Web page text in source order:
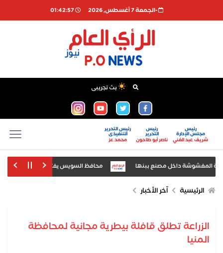
-الجمعة 7 أغسطس, 2026 01:42:58
بث تجريبى
رئيس
مجلس الإدارة
شريف عبد الغني
رئيس
التحرير
ناصر أبو طاحون
رئيس التحرير
التنفيذى
محمد عز
المغشوشة داخل مصنع ببنها محافظ السويس يفتتح الدورة الرابعة لمعرض
الرئيسية اّخر الأخبار
الزراعة تطلق قافلة بيطرية مجانية لمحافظة
المنيا